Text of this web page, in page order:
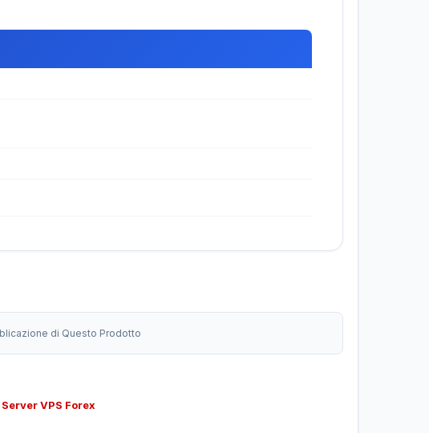
di Questo Prodotto
Server VPS Forex